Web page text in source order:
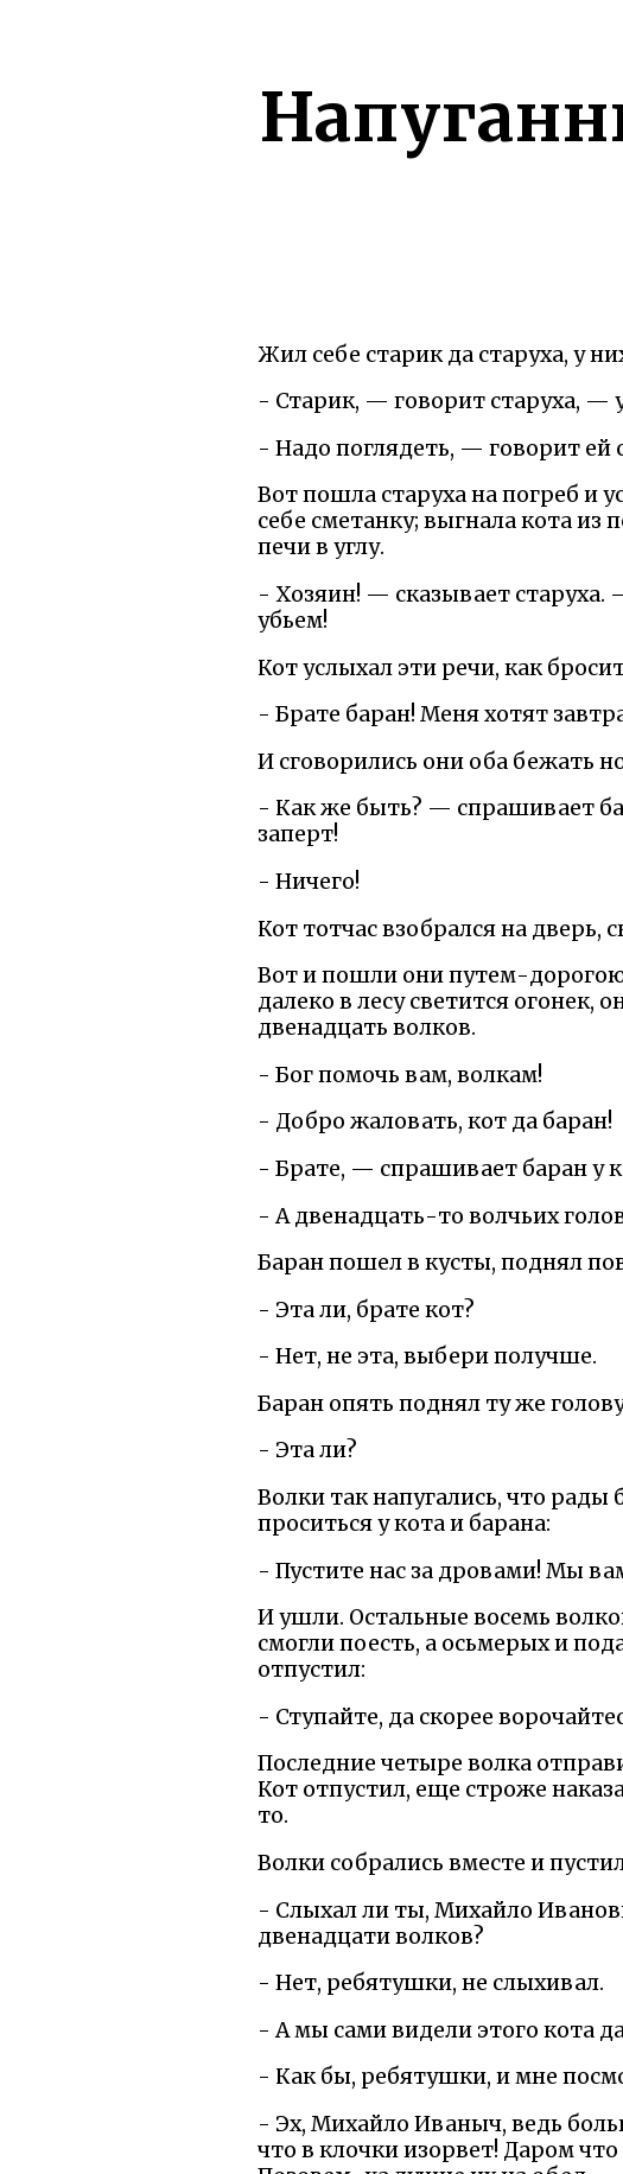
Жил себе старик да старуха, у
- Старик, — говорит старуха, —
- Надо поглядеть, — говорит ей
Вот пошла старуха на погреб и
себе сметанку; выгнала кота из
печи в углу.
- Хозяин! — сказывает старуха.
убьем!
Кот услыхал эти речи, как
- Брате баран! Меня хотят
И сговорились они оба бежать
- Как же быть? — спрашивает
заперт!
- Ничего!
Кот тотчас взобрался на дверь,
Вот и пошли они путем-
далеко в лесу светится огонек,
двенадцать волков.
- Бог помочь вам, волкам!
- Добро жаловать, кот да баран!
- Брате, — спрашивает баран у
- А двенадцать-то волчьих
Баран пошел в кусты, поднял
- Эта ли, брате кот?
- Нет, не эта, выбери получше.
Баран опять поднял ту же
- Эта ли?
Волки так напугались, что рады
проситься у кота и барана:
- Пустите нас за дровами! Мы
И ушли. Остальные восемь
смогли поесть, а осьмерых и
отпустил:
- Ступайте, да скорее
Последние четыре волка
Кот отпустил, еще строже
то.
Волки собрались вместе и
- Слыхал ли ты, Михайло
двенадцати волков?
- Нет, ребятушки, не слыхивал.
- А мы сами видели этого кота
- Как бы, ребятушки, и мне
- Эх, Михайло Иваныч, ведь
что в клочки изорвет! Даром